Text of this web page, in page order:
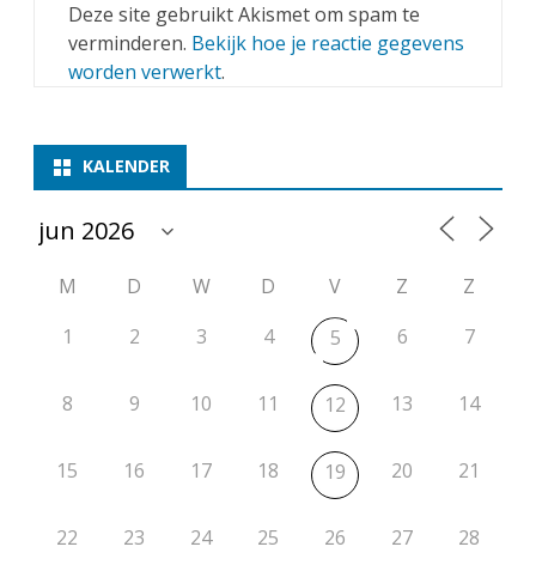
Deze site gebruikt Akismet om spam te
verminderen. Bekijk hoe je reactie gegevens
worden verwerkt.
KALENDER
M D W D V Z
Z
1
2 3 4 5 6 7
8 9 10 11 12 13 14
15 16 17 18 19 20 21
22 23 24 25 26 27 28